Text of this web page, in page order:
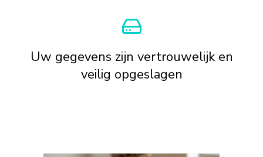
Uw gegevens zijn vertrouwelijk en
veilig opgeslagen